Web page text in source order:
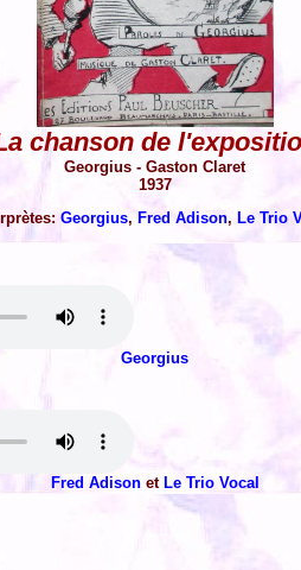
chanson de
Georgius - Gaston Claret
1937
Georgius, Fred Adison, Le Trio
Georgius
Fred Adison et Le Trio Vocal